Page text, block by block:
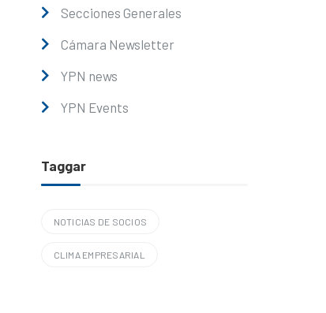
Secciones Generales
Cámara Newsletter
YPN news
YPN Events
Taggar
NOTICIAS DE SOCIOS
CLIMA EMPRESARIAL